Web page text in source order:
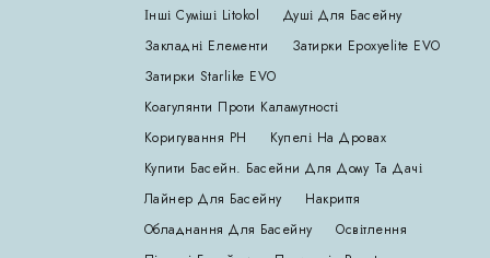
Інші Суміші Litokol
Душі Для Басейну
Закладні Елементи
Затирки Epoxyelite EVO
Затирки Starlike EVO
Коагулянти Проти Каламутності
Коригування РН
Купелі На Дровах
Купити Басейн. Басейни Для Дому Та Дачі
Лайнер Для Басейну
Накриття
Обладнання Для Басейну
Освітлення